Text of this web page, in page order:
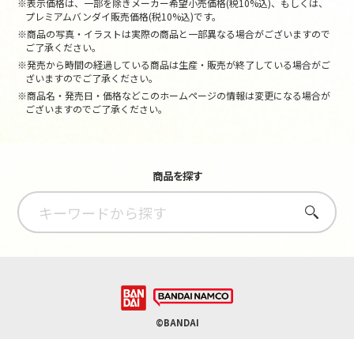
※表示価格は、一部を除きメーカー希望小売価格(税10%込)、もしくは、
プレミアムバンダイ販売価格(税10%込)です。
※商品の写真・イラストは実際の商品と一部異なる場合がございますので
ご了承ください。
※発売から時間の経過している商品は生産・販売が終了している場合がご
ざいますのでご了承ください。
※商品名・発売日・価格などこのホームページの情報は変更になる場合が
ございますのでご了承ください。
商品を探す
さがす
©BANDAI